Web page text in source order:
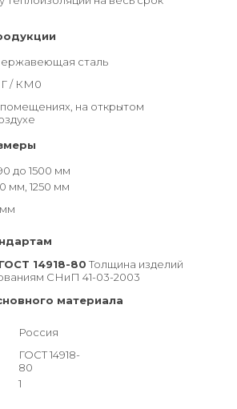
сталь
/ КМ0
на открытом
до 1500 мм
мм, 1250 мм
ГОСТ 14918-80 Толщина изделий
СНиП 41-03-2003
материала
Россия
ГОСТ 14918-
80
1